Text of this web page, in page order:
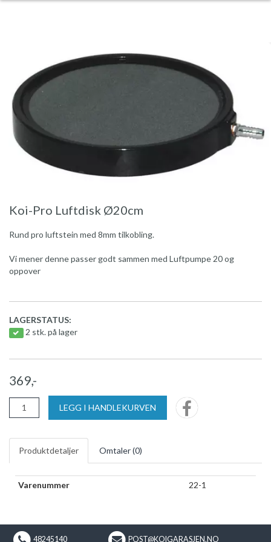
Koi-Pro Luftdisk Ø20cm
Rund pro luftstein med 8mm tilkobling.
Vi mener denne passer godt sammen med Luftpumpe 20 og
oppover
LAGERSTATUS:
2 stk. på lager
369,-
LEGG I HANDLEKURVEN
Produktdetaljer Omtaler (0)
Varenummer 22-1
48245140 POST@KOIGARASJEN.NO